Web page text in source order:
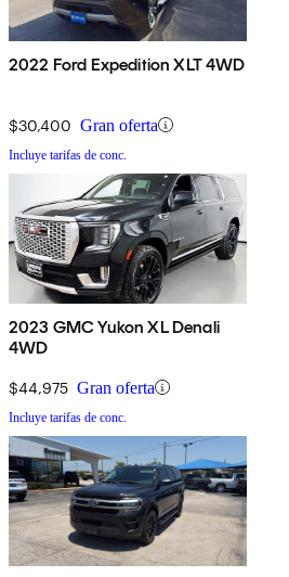
2022 Ford Expedition XLT 4WD
$30,400 Gran oferta
Incluye tarifas de conc.
2023 GMC Yukon XL Denali
4WD
$44,975 Gran oferta
Incluye tarifas de conc.